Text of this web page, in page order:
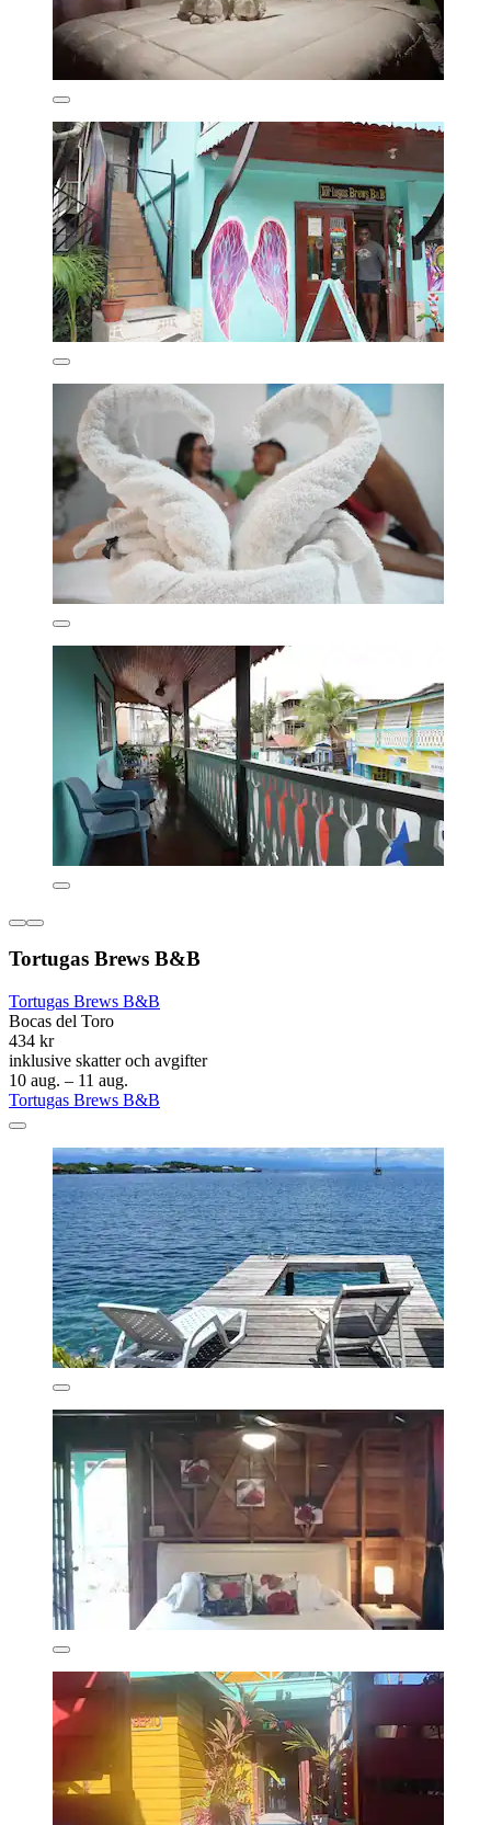
Tortugas Brews B&B
Tortugas Brews B&B
Bocas del Toro
434 kr
inklusive skatter och avgifter
10 aug. – 11 aug.
Tortugas Brews B&B